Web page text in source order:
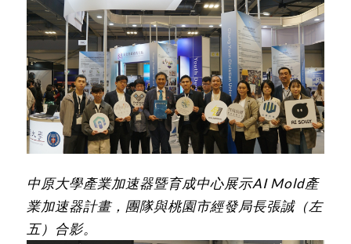
中原大學產業加速器暨育成中心展示AI Mold產
業加速器計畫，團隊與桃園市經發局長張誠（左
五）合影。